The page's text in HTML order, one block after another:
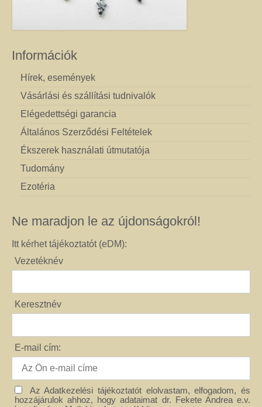
Információk
Hírek, események
Vásárlási és szállítási tudnivalók
Elégedettségi garancia
Általános Szerződési Feltételek
Ékszerek használati útmutatója
Tudomány
Ezotéria
Ne maradjon le az újdonságokról!
Itt kérhet tájékoztatót (eDM):
Vezetéknév
Keresztnév
E-mail cím:
Az Adatkezelési tájékoztatót elolvastam, elfogadom, és
hozzájárulok ahhoz, hogy adataimat dr. Fekete Andrea e.v.